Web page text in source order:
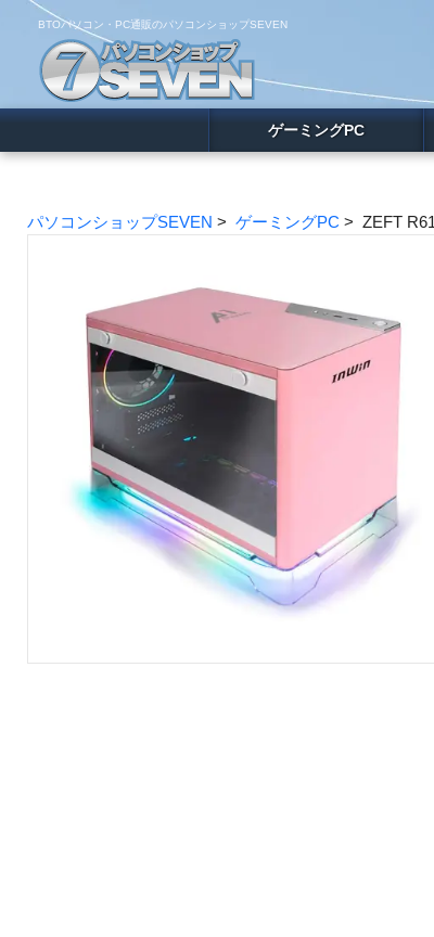
BTOパソコン・PC通販のパソコンショップSEVEN
ゲーミングPC
パソコンショップSEVEN > ゲーミングPC > ZEFT